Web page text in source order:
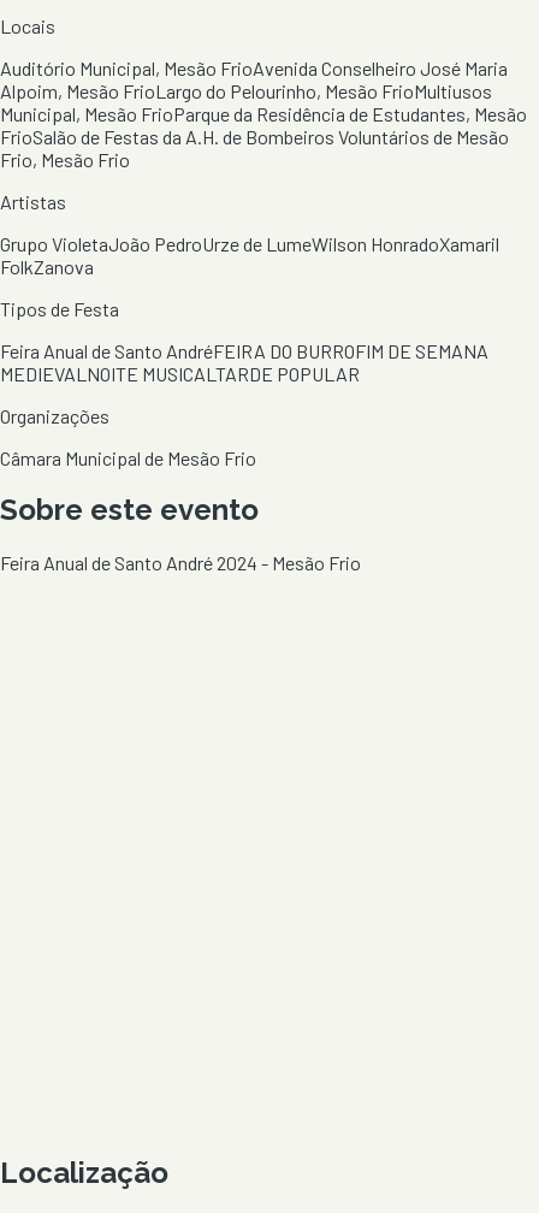
Locais
Auditório Municipal, Mesão FrioAvenida Conselheiro José Maria
Alpoim, Mesão FrioLargo do Pelourinho, Mesão FrioMultiusos
Municipal, Mesão FrioParque da Residência de Estudantes, Mesão
FrioSalão de Festas da A.H. de Bombeiros Voluntários de Mesão
Frio, Mesão Frio
Artistas
Grupo VioletaJoão PedroUrze de LumeWilson HonradoXamaril
FolkZanova
Tipos de Festa
Feira Anual de Santo AndréFEIRA DO BURROFIM DE SEMANA
MEDIEVAL NOITE MUSICAL TARDE POPULAR
Organizações
Câmara Municipal de Mesão Frio
Sobre este evento
Feira Anual de Santo André 2024 - Mesão Frio
Localização